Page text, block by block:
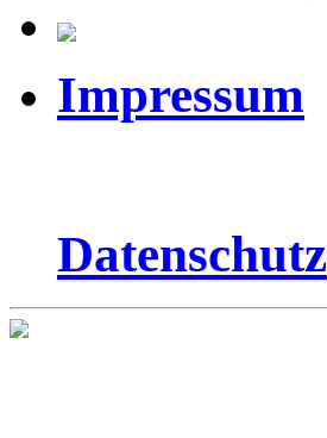
Impressum
Datenschutz